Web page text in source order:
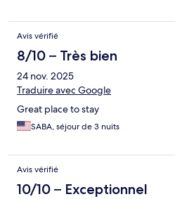
Avis vérifié
8/10 – Très bien
24 nov. 2025
Traduire avec Google
Great place to stay
SABA, séjour de 3 nuits
Avis vérifié
10/10 – Exceptionnel